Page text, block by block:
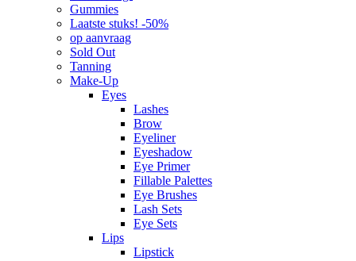
Gummies
Laatste stuks! -50%
op aanvraag
Sold Out
Tanning
Make-Up
Eyes
Lashes
Brow
Eyeliner
Eyeshadow
Eye Primer
Fillable Palettes
Eye Brushes
Lash Sets
Eye Sets
Lips
Lipstick